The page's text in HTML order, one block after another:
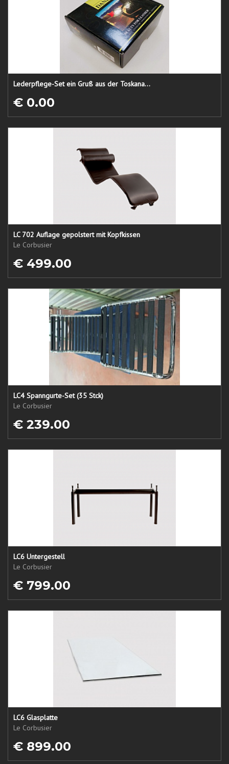
Lederpflege-Set ein Gruß aus der Toskana...
€ 0.00
LC 702 Auflage gepolstert mit Kopfkissen
Le Corbusier
€ 499.00
LC4 Spanngurte-Set (35 Stck)
Le Corbusier
€ 239.00
LC6 Untergestell
Le Corbusier
€ 799.00
LC6 Glasplatte
Le Corbusier
€ 899.00